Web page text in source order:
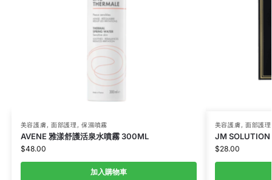
美容護膚, 面部護理 ,保濕噴霧
AVENE 雅漾舒護活泉水噴霧 300ML
$48.00
加入購物車
美容護膚, 面部護理
JM SOLUTION
$28.00